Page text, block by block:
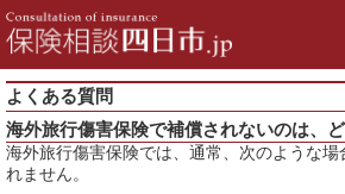
よくある質問
海外旅行傷害保険で補償されないのは、
海外旅行傷害保険では、通常、次のような
れません。